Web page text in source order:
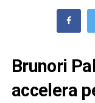
Brunori
accelera